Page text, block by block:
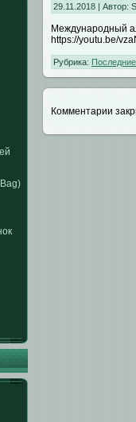
29.11.2018 | Автор:
Международный
https://youtu.be/
Рубрика:
Комментарии